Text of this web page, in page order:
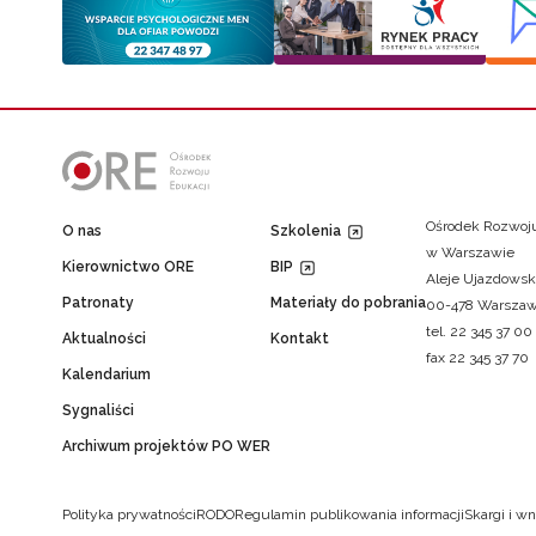
O nas
Kierownictwo ORE
Patronaty
Aktualności
Kalendarium
Sygnaliści
Archiwum projektów PO WER
Szkolenia
BIP
Materiały do pobrania
Kontakt
Ośrodek
w Warszawie
Aleje
00-478
tel. 22 345 37 00
fax 22 345 37 70
Polityka prywatnościRODORegulamin publikowania informacjiSkargi i